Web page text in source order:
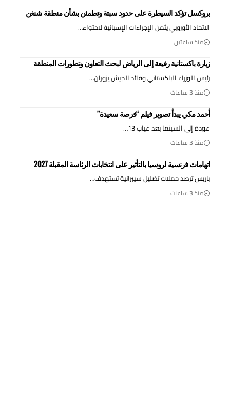
بروكسل تؤكد السيطرة على حدود سبتة وتطمئن بشأن منطقة شنغن
الاتحاد الأوروبي يثمن الإجراءات الإسبانية لاحتواء…
منذ ساعتين
زيارة باكستانية رفيعة إلى الرياض لبحث التعاون وتطورات المنطقة
رئيس الوزراء الباكستاني وقائد الجيش يزوران…
منذ 3 ساعات
أحمد مكي يبدأ تصوير فيلم “فرصة سعيدة”
عودة إلى السينما بعد غياب 13…
منذ 3 ساعات
اتهامات فرنسية لروسيا بالتأثير على انتخابات الرئاسة المقبلة 2027
باريس ترصد حملات تضليل سيبرانية تستهدف…
منذ 3 ساعات